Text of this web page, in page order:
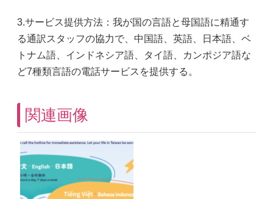
3.サービス提供方法：我が国の言語と母国語に精通す
る通訳スタッフの協力で、中国語、英語、日本語、ベ
トナム語、インドネシア語、タイ語、カンポジア語な
ど7種類言語の電話サービスを提供する。
関連画像